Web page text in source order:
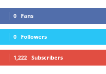
0 Fans
0 Followers
1,222 Subscribers